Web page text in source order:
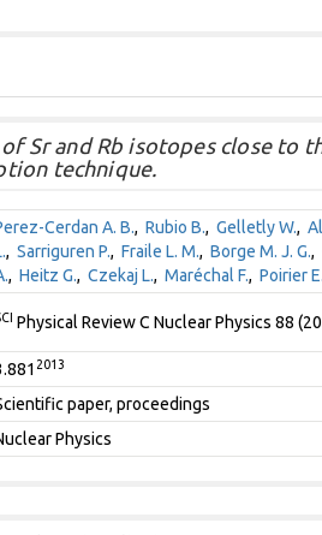
Sr and Rb isotopes close to
technique.
Cerdan A. B., Rubio B., Gelletly W.,
, Sarriguren P., Fraile L. M., Borge M. J. G.,
, Heitz G., Czekaj L., Maréchal F., Poirier E.
Physical Review C Nuclear Physics 88
2013
paper, proceedings
Physics